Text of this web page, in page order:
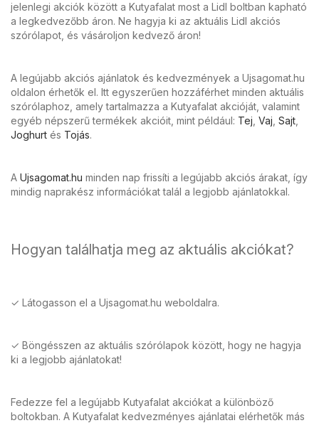
jelenlegi akciók között a Kutyafalat most a Lidl boltban kapható
a legkedvezőbb áron. Ne hagyja ki az aktuális Lidl akciós
szórólapot, és vásároljon kedvező áron!
A legújabb akciós ajánlatok és kedvezmények a Ujsagomat.hu
oldalon érhetők el. Itt egyszerűen hozzáférhet minden aktuális
szórólaphoz, amely tartalmazza a Kutyafalat akcióját, valamint
egyéb népszerű termékek akcióit, mint például: Tej Vaj Sajt
Joghurt és Tojás.
A Ujsagomat.hu minden nap frissíti a legújabb akciós árakat, így
mindig naprakész információkat talál a legjobb ajánlatokkal.
Hogyan találhatja meg az aktuális akciókat?
✓ Látogasson el a Ujsagomat.hu weboldalra.
✓ Böngésszen az aktuális szórólapok között, hogy ne hagyja
ki a legjobb ajánlatokat!
Fedezze fel a legújabb Kutyafalat akciókat a különböző
boltokban. A Kutyafalat kedvezményes ajánlatai elérhetők más